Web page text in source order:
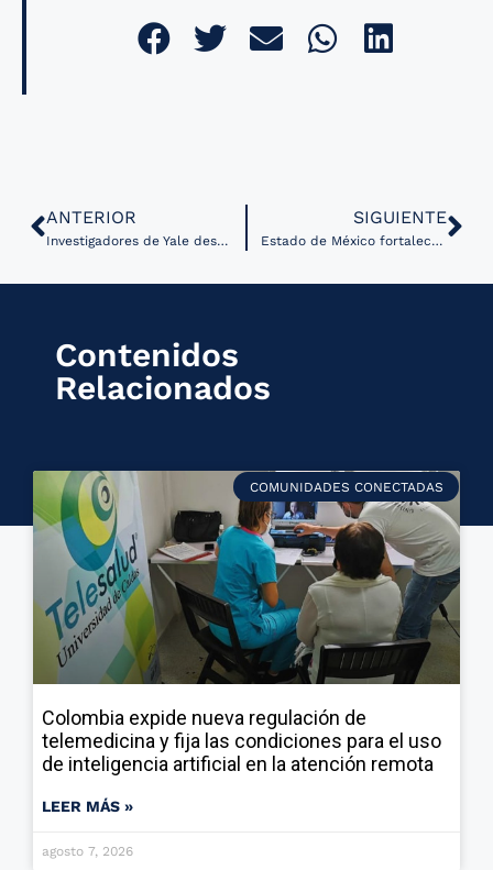
ANTERIOR
Investigadores de Yale desarrollan IA que automatiza el diagnóstico de enfermedades cardíacas graves
SIGUIENTE
Estado de México fortalece sus servicios de salud mental a través de telemedicina
Contenidos
Relacionados
COMUNIDADES CONECTADAS
Colombia expide nueva regulación de
telemedicina y fija las condiciones para el uso
de inteligencia artificial en la atención remota
LEER MÁS »
agosto 7, 2026